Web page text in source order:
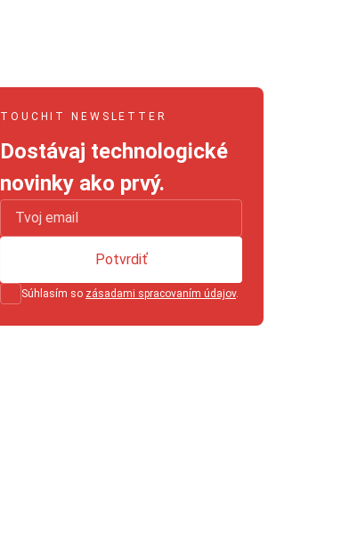
TOUCHIT NEWSLETTER
Dostávaj technologické
novinky ako prvý.
Súhlasím so zásadami spracovaním údajov.
Potvrdiť